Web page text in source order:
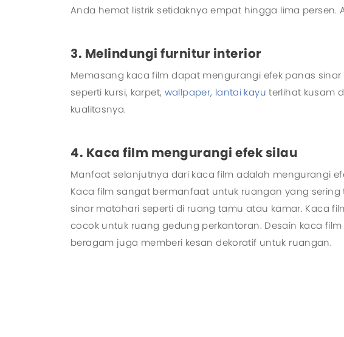
Anda hemat listrik setidaknya empat hingga lima
3. Melindungi furnitur interior
Memasang kaca film dapat mengurangi efek panas
seperti kursi, karpet, wallpaper, lantai kayu terlihat kusam
kualitasnya.
4. Kaca film mengurangi efek silau
Manfaat selanjutnya dari kaca film adalah mengurangi
Kaca film sangat bermanfaat untuk ruangan yang sering
sinar matahari seperti di ruang tamu atau kamar. Kaca
cocok untuk ruang gedung perkantoran. Desain kaca
beragam juga memberi kesan dekoratif untuk ruangan.